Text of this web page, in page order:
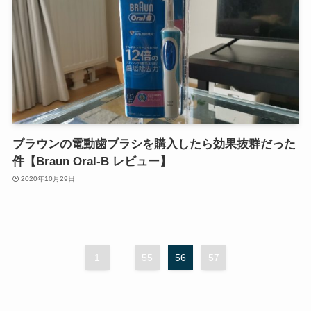
ブラウンの電動歯ブラシを購入したら効果抜群だった
件【Braun Oral-B レビュー】
2020年10月29日
1 ... 55 56 57